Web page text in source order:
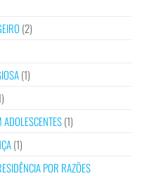
(2)
(1)
(1)
(1)
POR RAZÕES